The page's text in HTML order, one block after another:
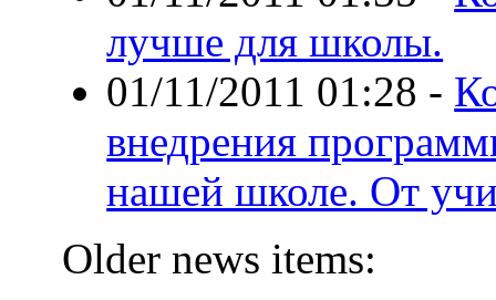
лучше для школы.
01/11/2011 01:28 -
внедрения
нашей школе. От
Older news items: